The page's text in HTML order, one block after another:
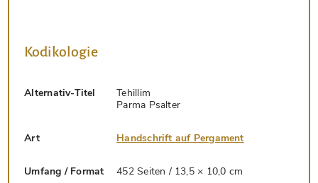
Kodikologie
Alternativ-Titel
Tehillim
Parma Psalter
Art Handschrift auf Pergament
Umfang / Format 452 Seiten / 13,5 × 10,0 cm